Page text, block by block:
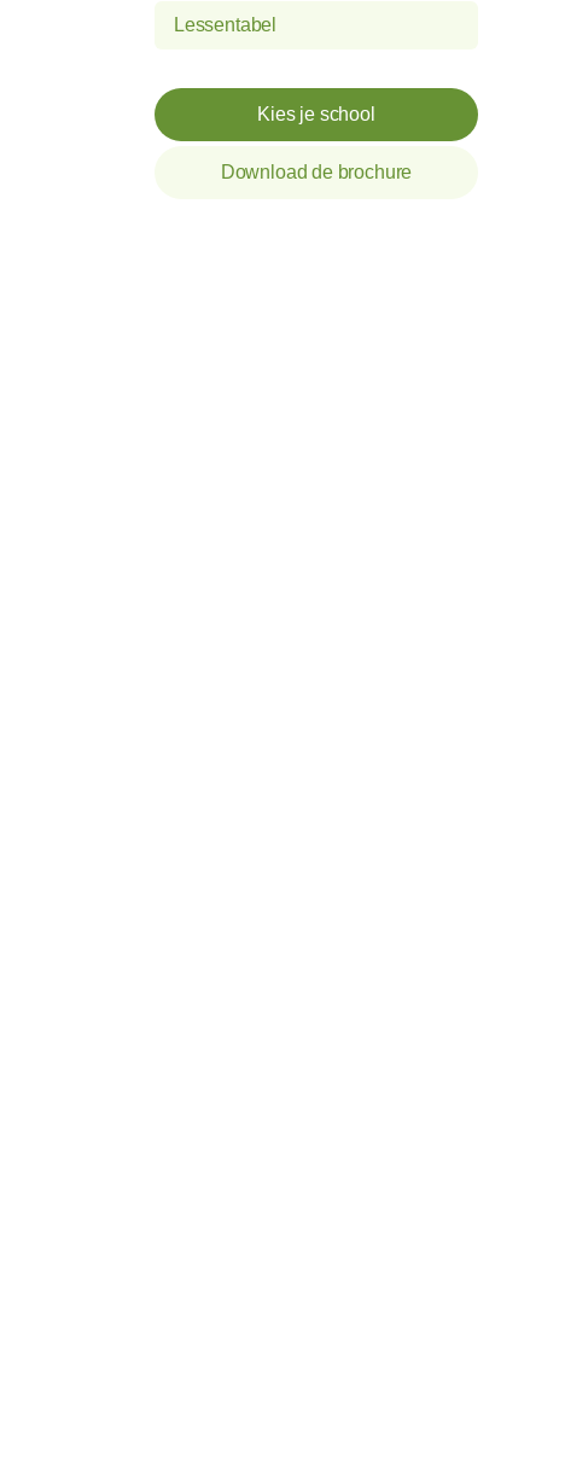
Lessentabel
Kies je school
Download de brochure